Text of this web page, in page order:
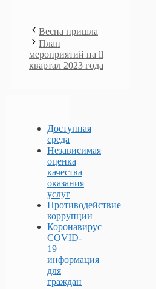
Весна пришла
План
мероприятий на ll
квартал 2023 года
Доступная
среда
Независимая
оценка
качества
оказания
услуг
Противодействие
коррупции
Коронавирус
COVID-
19
информация
для
граждан